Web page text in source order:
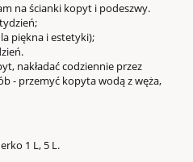
na ścianki kopyt i podeszwy.
piękna i estetyki);
nakładać codziennie przez
- przemyć kopyta wodą z węża,
1 L, 5 L.